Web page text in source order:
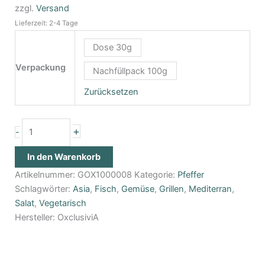
zzgl. Versand
Lieferzeit: 2-4 Tage
Verpackung
Dose 30g
Nachfüllpack 100g
Zurücksetzen
- +
In den Warenkorb
Artikelnummer: GOX1000008 Kategorie: Pfeffer
Schlagwörter: Asia, Fisch, Gemüse, Grillen, Mediterran,
Salat, Vegetarisch
Hersteller: OxclusiviA